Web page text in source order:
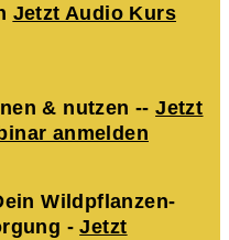
Jetzt Audio Kurs
& nutzen --Jetzt
anmelden
Wildpflanzen-
-Jetzt